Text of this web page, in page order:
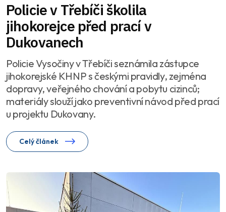
Policie v Třebíči školila
jihokorejce před prací v
Dukovanech
Policie Vysočiny v Třebíči seznámila zástupce
jihokorejské KHNP s českými pravidly, zejména
dopravy, veřejného chování a pobytu cizinců;
materiály slouží jako preventivní návod před prací
u projektu Dukovany.
Celý článek